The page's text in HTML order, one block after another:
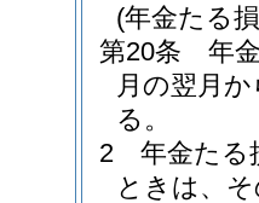
(年金たる
第20条
年
月の翌月
る。
2
年金たる
ときは、